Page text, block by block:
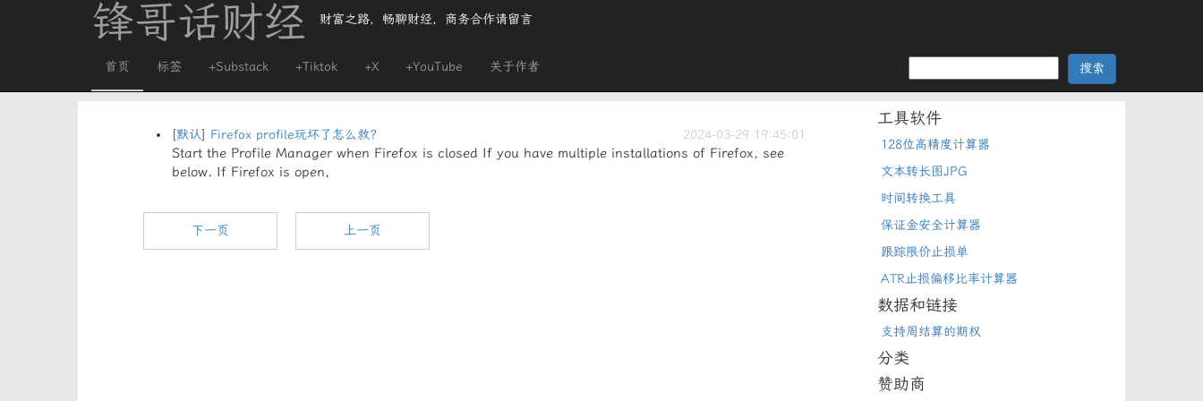
锋哥话财经 财富之路，畅聊财经，商务合作请留言
首页 标签 +Substack +Tiktok +X +YouTube 关于作者
[默认] Firefox profile玩坏了怎么救？ 2024-03-29 19:45:01
Start the Profile Manager when Firefox is closed If you have multiple installations of Firefox, see
below. If Firefox is open,
下一页 上一页
工具软件
128位高精度计算器
文本转长图JPG
时间转换工具
保证金安全计算器
跟踪限价止损单
ATR止损偏移比率计算器
数据和链接
支持周结算的期权
分类
赞助商